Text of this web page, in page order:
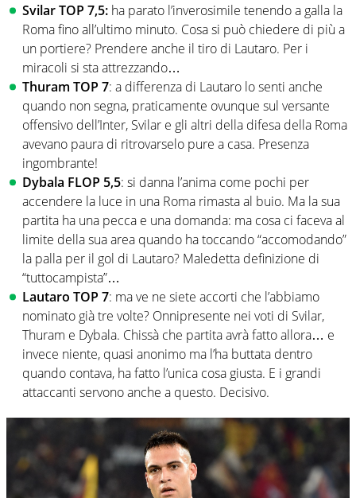
Svilar TOP 7,5: ha parato l’inverosimile tenendo a galla la
Roma fino all’ultimo minuto. Cosa si può chiedere di più a
un portiere? Prendere anche il tiro di Lautaro. Per i
miracoli si sta attrezzando…
Thuram TOP 7: a differenza di Lautaro lo senti anche
quando non segna, praticamente ovunque sul versante
offensivo dell’Inter, Svilar e gli altri della difesa della Roma
avevano paura di ritrovarselo pure a casa. Presenza
ingombrante!
Dybala FLOP 5,5: si danna l’anima come pochi per
accendere la luce in una Roma rimasta al buio. Ma la sua
partita ha una pecca e una domanda: ma cosa ci faceva al
limite della sua area quando ha toccando “accomodando”
la palla per il gol di Lautaro? Maledetta definizione di
“tuttocampista”…
Lautaro TOP 7: ma ve ne siete accorti che l’abbiamo
nominato già tre volte? Onnipresente nei voti di Svilar,
Thuram e Dybala. Chissà che partita avrà fatto allora… e
invece niente, quasi anonimo ma l’ha buttata dentro
quando contava, ha fatto l’unica cosa giusta. E i grandi
attaccanti servono anche a questo. Decisivo.